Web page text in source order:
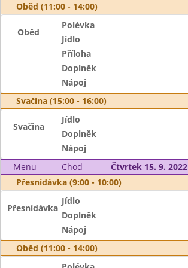
Oběd (11:00 - 14:00)
Oběd
Polévka
Jídlo
Příloha
Doplněk
Nápoj
Svačina (15:00 - 16:00)
Svačina
Jídlo
Doplněk
Nápoj
Menu
Chod
Čtvrtek 15. 9. 2022
Přesnídávka (9:00 - 10:00)
Přesnídávka
Jídlo
Doplněk
Nápoj
Oběd (11:00 - 14:00)